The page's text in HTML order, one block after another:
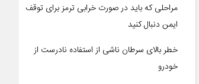
مراحلی که باید در صورت خرابی ترمز برای توقف
ایمن دنبال کنید
خطر بالای سرطان ناشی از استفاده نادرست از
خودرو